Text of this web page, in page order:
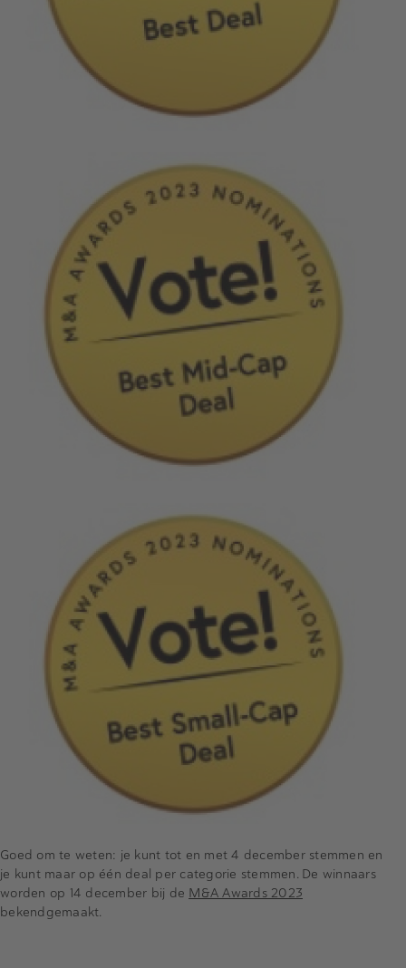
Goed om te weten: je kunt tot en met 4 december stemmen en
je kunt maar op één deal per categorie stemmen. De winnaars
worden op 14 december bij de M&A Awards 2023
bekendgemaakt.